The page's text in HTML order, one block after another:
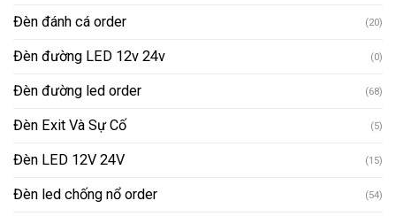
Đèn đánh cá order (20)
Đèn đường LED 12v 24v (0)
Đèn đường led order (68)
Đèn Exit Và Sự Cố (5)
Đèn LED 12V 24V (15)
Đèn led chống nổ order (54)